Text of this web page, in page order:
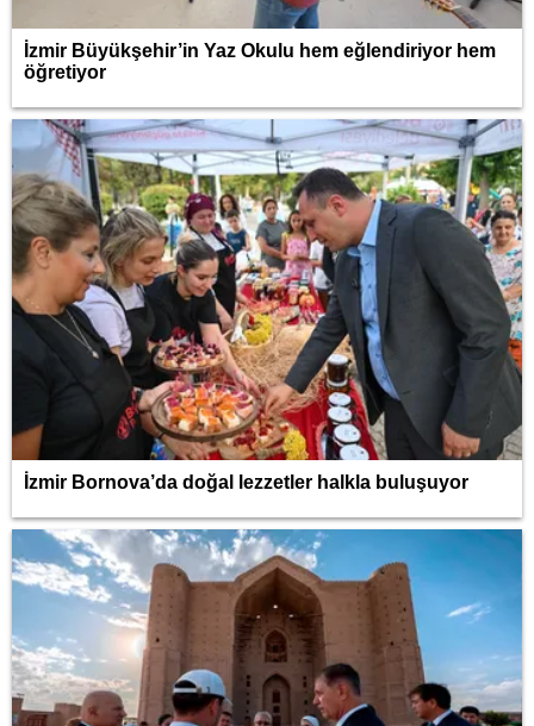
İzmir Büyükşehir’in Yaz Okulu hem eğlendiriyor hem
öğretiyor
İzmir Bornova’da doğal lezzetler halkla buluşuyor